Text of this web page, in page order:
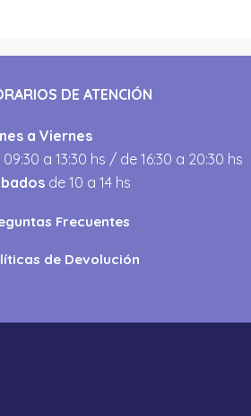
DE ATENCIÓN
a Viernes
a 13:30 hs / de 16:30 a 20:30 hs
de 10 a 14 hs
Frecuentes
de Devolución